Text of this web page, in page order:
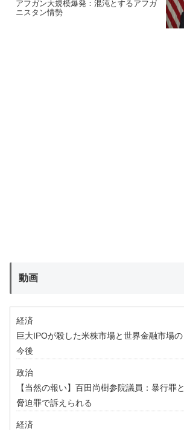
アフガン大規模爆発：混沌とするアフガ
ニスタン情勢
動画
経済
巨大IPOが殺した米株市場と世界金融市場の
今後
政治
【当然の報い】百田尚樹参院議員：暴行罪と
脅迫罪で訴えられる
経済